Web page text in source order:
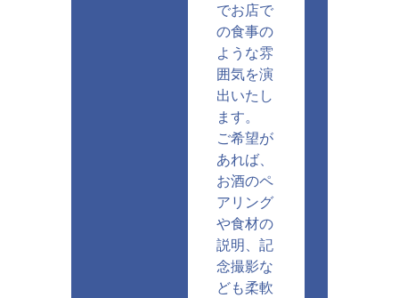
でお店で
の食事の
ような雰
囲気を演
出いたし
ます。
ご希望が
あれば、
お酒のペ
アリング
や食材の
説明、記
念撮影な
ども柔軟